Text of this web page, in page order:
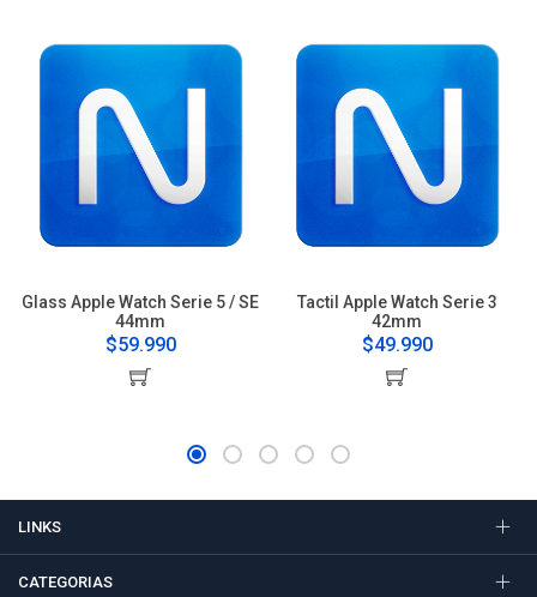
Glass Apple Watch Serie 5 / SE
44mm
$59.990
Tactil Apple Watch Serie 3
42mm
$49.990
LINKS
CATEGORIAS